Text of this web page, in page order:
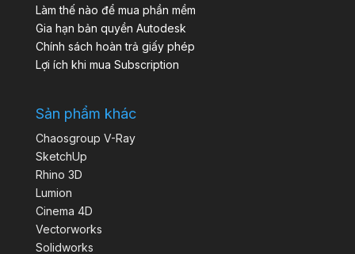
Làm thế nào để mua phần mềm
Gia hạn bản quyền Autodesk
Chính sách hoàn trả giấy phép
Lợi ích khi mua Subscription
Sản phẩm khác
Chaosgroup V-Ray
SketchUp
Rhino 3D
Lumion
Cinema 4D
Vectorworks
Solidworks